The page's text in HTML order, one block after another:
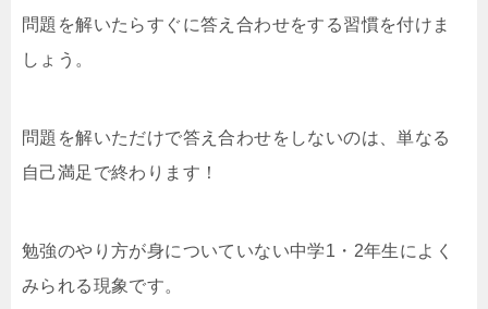
問題を解いたらすぐに答え合わせをする習慣を付けま
しょう。
問題を解いただけで答え合わせをしないのは、単なる
自己満足で終わります！
勉強のやり方が身についていない中学1・2年生によく
みられる現象です。